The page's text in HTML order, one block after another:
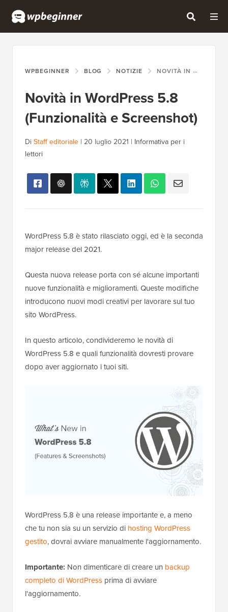
WPBEGINNER BLOG NOTIZIE NOVITÀ IN WORDPRESS 5.8 (FUNZIONALITÀ E SCREENSHOT)
Novità in WordPress 5.8
(Funzionalità e Screenshot)
DiStaff editoriale | 20 luglio 2021 | Informativa per i
lettori
WordPress 5.8 è stato rilasciato oggi, ed è la seconda
major release del 2021.
Questa nuova release porta con sé alcune importanti
nuove funzionalità e miglioramenti. Queste modifiche
introducono nuovi modi creativi per lavorare sul tuo
sito WordPress.
In questo articolo, condivideremo le novità di
WordPress 5.8 e quali funzionalità dovresti provare
dopo aver aggiornato i tuoi siti.
WordPress 5.8 è una release importante e, a meno
che tu non sia su un servizio di hosting WordPress
gestito, dovrai avviare manualmente l'aggiornamento.
Importante: Non dimenticare di creare un backup
completo di WordPress prima di avviare
l'aggiornamento.